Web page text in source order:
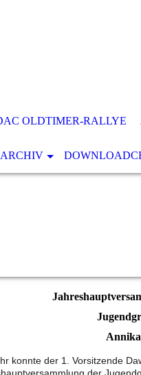
OLDTIMER-RALLYE
ARCHIV
konnte der 1. Vorsitzende